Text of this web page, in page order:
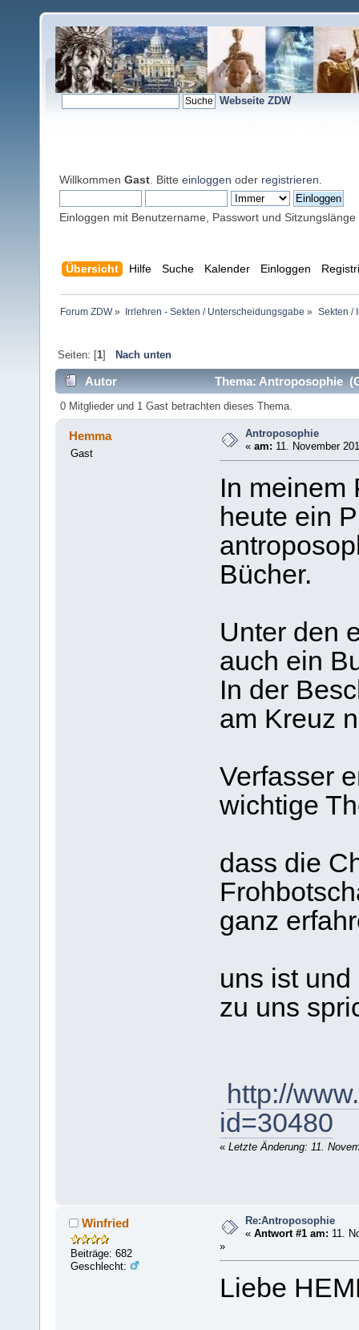
Webseite ZDW
Willkommen Gast . Bitte einloggen oder registrieren
Einloggen mit Benutzername, Passwort und Sitzungslänge
Übersicht Hilfe Suche Kalender Einloggen
Forum ZDW» Irrlehren - Sekten / Unterscheidungsgabe » Sekten /
Seiten: [1] Nach unten
Autor Thema: Antroposophie
0 Mitglieder und 1 Gast betrachten dieses Thema.
Hemma
Gast
Antroposophie
«am: 11. November
In meinem
heute ein
Bücher.
Unter den
auch ein
In der
am Kreuz
Verfasser
wichtige
dass die
ganz
uns ist
zu uns
http://
id=30480
« Letzte Änderung: 11.
Winfried
Beiträge: 682
Geschlecht:
Re:Antroposophie
«Antwort #1 am: 11.
»
Liebe